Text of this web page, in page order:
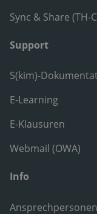
Sync & Share (TH-
Support
S(kim)-
E-Learning
E-Klausuren
Webmail (OWA)
Info
Ansprechpersonen